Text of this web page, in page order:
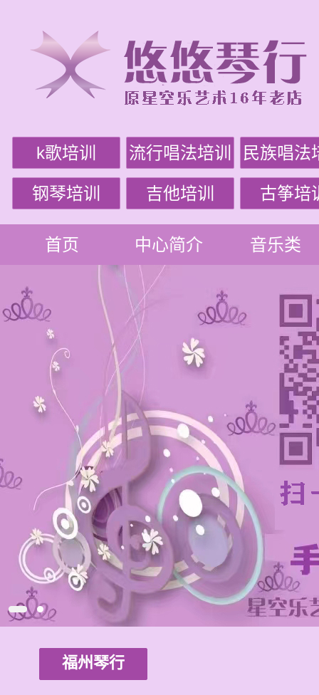
k歌培训 流行唱法培训 民族唱法
钢琴培训 吉他培训 古筝培
首页 中心简介 音乐类
福州琴行